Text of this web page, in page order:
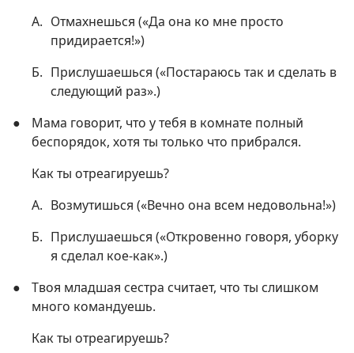
А. Отмахнешься («Да она ко мне просто
придирается!»)
Б. Прислушаешься («Постараюсь так и сделать в
следующий раз».)
●
Мама говорит, что у тебя в комнате полный
беспорядок, хотя ты только что прибрался.
Как ты отреагируешь?
А. Возмутишься («Вечно она всем недовольна!»)
Б. Прислушаешься («Откровенно говоря, уборку
я сделал кое-как».)
●
Твоя младшая сестра считает, что ты слишком
много командуешь.
Как ты отреагируешь?